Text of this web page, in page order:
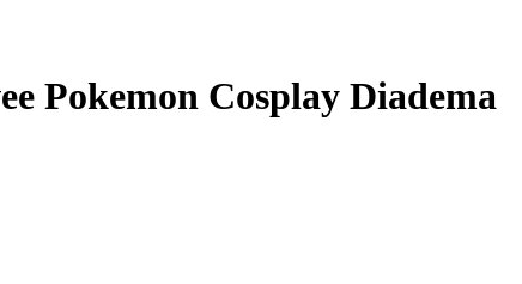
Pokemon Cosplay Diadema